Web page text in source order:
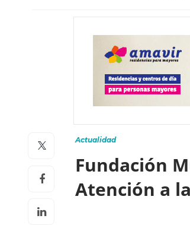
Actualidad
Fundación
Atención a